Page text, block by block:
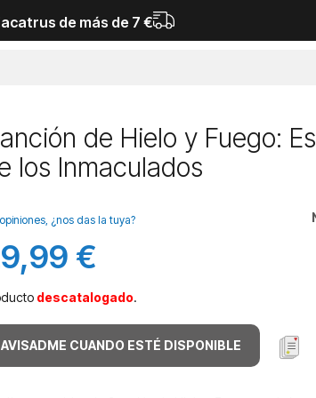
de más de 7 €
de Hielo y Fuego:
los Inmaculados
¿nos das la tuya?
€
descatalogado.
AVISADME CUANDO ESTÉ DISPONIBLE